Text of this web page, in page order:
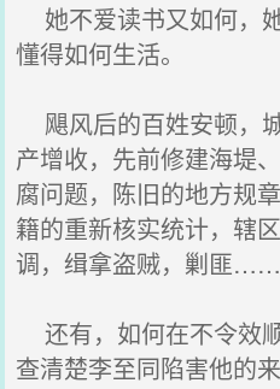
她不爱读书又如何，
懂得如何生活。
飓风后的百姓安顿，
产增收，先前修建海堤
腐问题，陈旧的地方规
籍的重新核实统计，辖
调，缉拿盗贼，剿匪……
还有，如何在不令效
查清楚李至同陷害他的来